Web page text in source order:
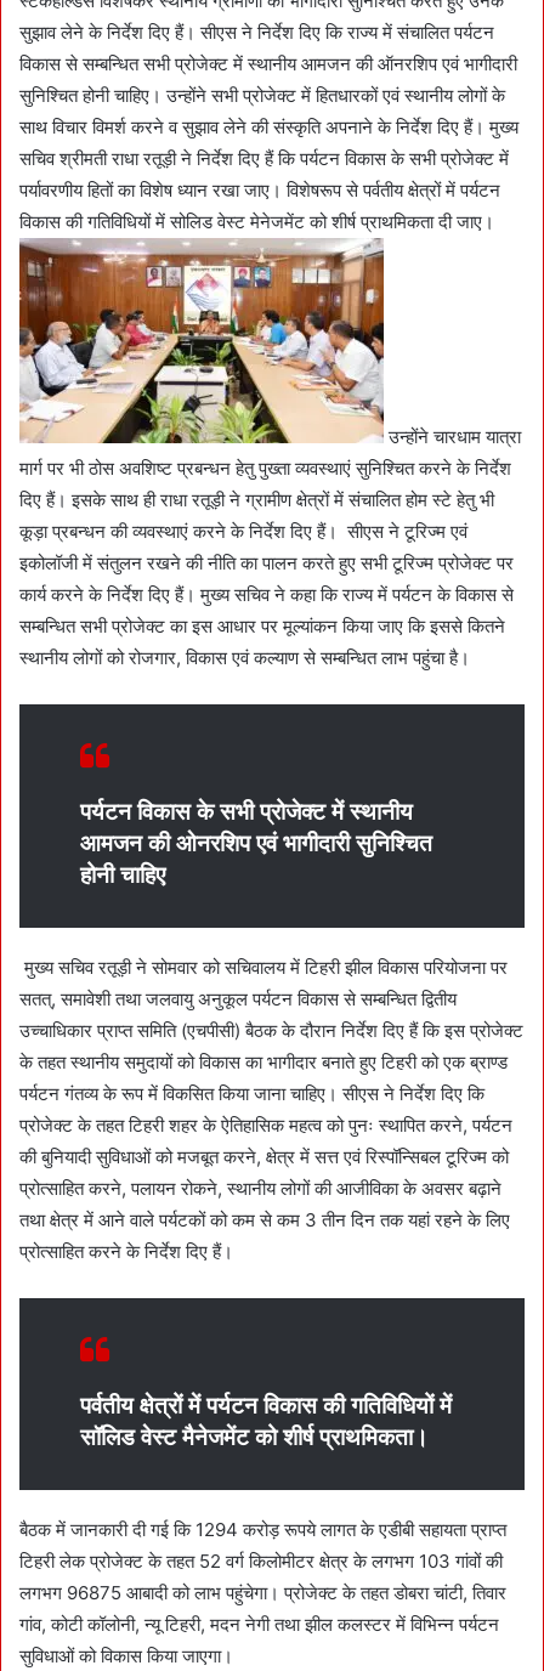
सुझाव लेने के निर्देश दिए हैं। सीएस ने निर्देश दिए कि राज्य में संचालित पर्यटन
विकास से सम्बन्धित सभी प्रोजेक्ट में स्थानीय आमजन की ऑनरशिप एवं भागीदारी
सुनिश्चित होनी चाहिए। उन्होंने सभी प्रोजेक्ट में हितधारकों एवं स्थानीय लोगों के
साथ विचार विमर्श करने व सुझाव लेने की संस्कृति अपनाने के निर्देश दिए हैं। मुख्य
सचिव श्रीमती राधा रतूड़ी ने निर्देश दिए हैं कि पर्यटन विकास के सभी प्रोजेक्ट में
पर्यावरणीय हितों का विशेष ध्यान रखा जाए। विशेषरूप से पर्वतीय क्षेत्रों में पर्यटन
विकास की गतिविधियों में सोलिड वेस्ट मेनेजमेंट को शीर्ष प्राथमिकता दी जाए।
उन्होंने चारधाम यात्रा
मार्ग पर भी ठोस अवशिष्ट प्रबन्धन हेतु पुख्ता व्यवस्थाएं सुनिश्चित करने के निर्देश
दिए हैं। इसके साथ ही राधा रतूड़ी ने ग्रामीण क्षेत्रों में संचालित होम स्टे हेतु भी
कूड़ा प्रबन्धन की व्यवस्थाएं करने के निर्देश दिए हैं। सीएस ने टूरिज्म एवं
इकोलॉजी में संतुलन रखने की नीति का पालन करते हुए सभी टूरिज्म प्रोजेक्ट पर
कार्य करने के निर्देश दिए हैं। मुख्य सचिव ने कहा कि राज्य में पर्यटन के विकास से
सम्बन्धित सभी प्रोजेक्ट का इस आधार पर मूल्यांकन किया जाए कि इससे कितने
स्थानीय लोगों को रोजगार, विकास एवं कल्याण से सम्बन्धित लाभ पहुंचा है।
पर्यटन विकास के सभी प्रोजेक्ट में स्थानीय
आमजन की ओनरशिप एवं भागीदारी सुनिश्चित
होनी चाहिए
मुख्य सचिव रतूड़ी ने सोमवार को सचिवालय में टिहरी झील विकास परियोजना पर
सतत्, समावेशी तथा जलवायु अनुकूल पर्यटन विकास से सम्बन्धित द्वितीय
उच्चाधिकार प्राप्त समिति (एचपीसी) बैठक के दौरान निर्देश दिए हैं कि इस प्रोजेक्ट
के तहत स्थानीय समुदायों को विकास का भागीदार बनाते हुए टिहरी को एक ब्राण्ड
पर्यटन गंतव्य के रूप में विकसित किया जाना चाहिए। सीएस ने निर्देश दिए कि
प्रोजेक्ट के तहत टिहरी शहर के ऐतिहासिक महत्व को पुनः स्थापित करने, पर्यटन
की बुनियादी सुविधाओं को मजबूत करने, क्षेत्र में सत्त एवं रिस्पॉन्सिबल टूरिज्म को
प्रोत्साहित करने, पलायन रोकने, स्थानीय लोगों की आजीविका के अवसर बढ़ाने
तथा क्षेत्र में आने वाले पर्यटकों को कम से कम 3 तीन दिन तक यहां रहने के लिए
प्रोत्साहित करने के निर्देश दिए हैं।
पर्वतीय क्षेत्रों में पर्यटन विकास की गतिविधियों में
सॉलिड वेस्ट मैनेजमेंट को शीर्ष प्राथमिकता।
बैठक में जानकारी दी गई कि 1294 करोड़ रूपये लागत के एडीबी सहायता प्राप्त
टिहरी लेक प्रोजेक्ट के तहत 52 वर्ग किलोमीटर क्षेत्र के लगभग 103 गांवों की
लगभग 96875 आबादी को लाभ पहुंचेगा। प्रोजेक्ट के तहत डोबरा चांटी, तिवार
गांव, कोटी कॉलोनी, न्यू टिहरी, मदन नेगी तथा झील कलस्टर में विभिन्न पर्यटन
सुविधाओं को विकास किया जाएगा।